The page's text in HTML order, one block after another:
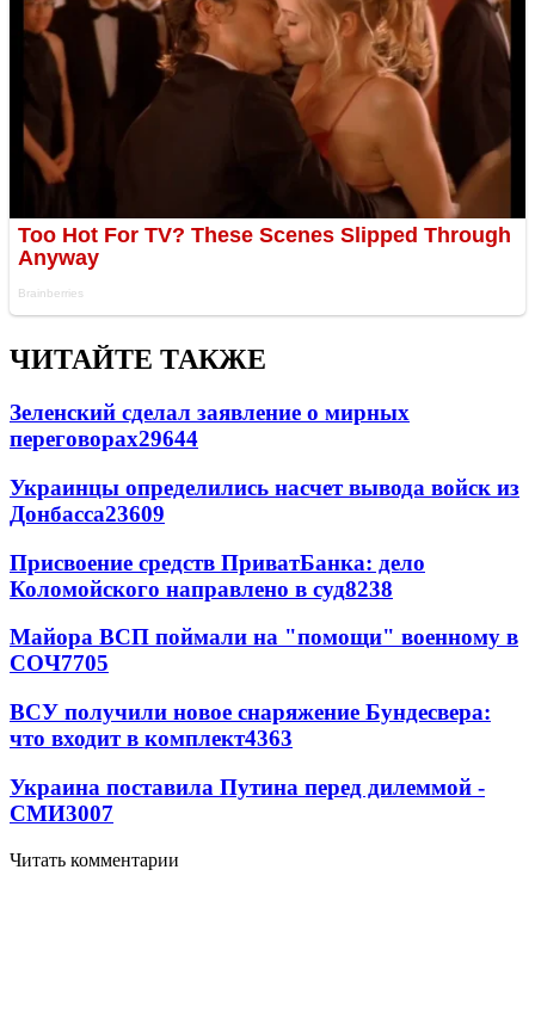
ЧИТАЙТЕ ТАКЖЕ
Зеленский сделал заявление о мирных
переговорах29644
Украинцы определились насчет вывода войск из
Донбасса23609
Присвоение средств ПриватБанка: дело
Коломойского направлено в суд8238
Майора ВСП поймали на "помощи" военному в
СОЧ7705
ВСУ получили новое снаряжение Бундесвера:
что входит в комплект4363
Украина поставила Путина перед дилеммой -
СМИ3007
Читать комментарии